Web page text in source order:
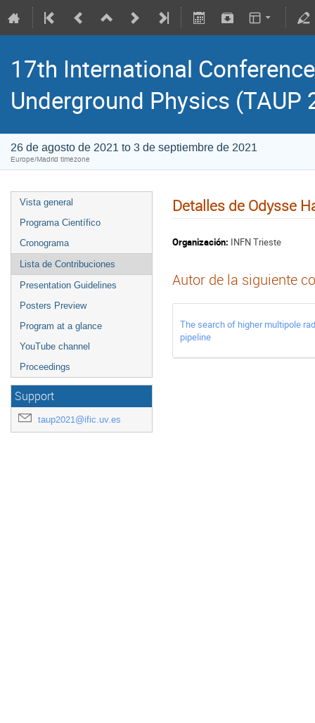
17th International
Underground Physics (TAUP
26 de agosto de 2021 to 3 de septiembre de 2021
Europe/Madrid timezone
Vista general
Programa Científico
Cronograma
Lista de Contribuciones
Presentation Guidelines
Posters Preview
Program at a glance
YouTube channel
Proceedings
Support
taup2021@ific.uv.es
Detalles de Odysse
Organización: INFN Trieste
Autor de la siguiente
The search of higher multipole
pipeline